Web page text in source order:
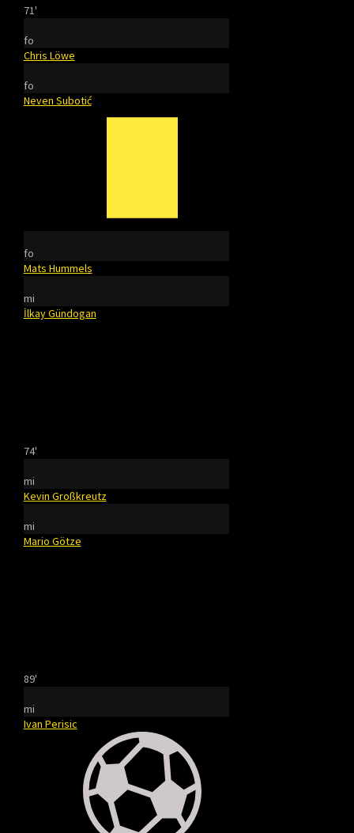
71'
fo
Chris Löwe
fo
Neven Subotić
fo
Mats Hummels
mi
İlkay Gündogan
74'
mi
Kevin Großkreutz
mi
Mario Götze
89'
mi
Ivan Perisic